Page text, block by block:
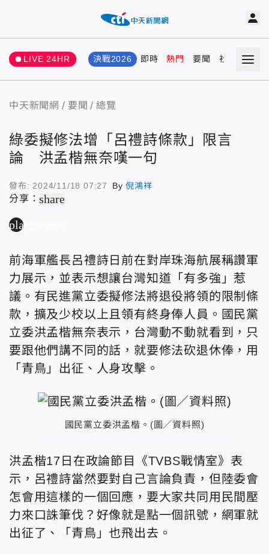
LIVE 24HR 決戰2026 即時 熱門 要聞 社會 娛樂
中天新聞網 要聞 總覽
綠委擬修法增「呂禮詩條款」限言
論 洪孟楷無奈嘆一句
發布: 2024/11/18 07:27 By倪鴻祥
分享：share
play_arrow
前海軍艦長呂禮詩日前在對岸珠海航展稱讚軍
力展示，並表示想讓台灣知道「有多強」惹
議。有民進黨立委擬修法將退役將領的限制條
款，擴及少校以上且領有終身俸人員。國民黨
立委洪孟楷無奈表示，台灣動不動就看到，只
要跟他們講不同的話，就要修法砍退休俸，用
「青鳥」出征、人身攻擊。
國民黨立委洪孟楷。(圖／資料照)
洪孟楷17日在政論節目《TVBS戰情室》表
示，呂禮詩當然要對自己言論負責，但陸委會
怎會用這樣的一個回應，要大家共同用民間壓
力來口誅筆伐？好像就是點一個訊號，網軍就
出征了、「青鳥」也飛出去。